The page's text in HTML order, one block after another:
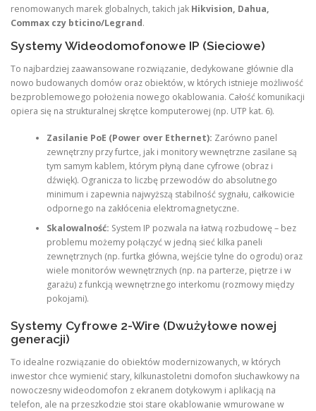
renomowanych marek globalnych, takich jak Hikvision, Dahua,
Commax czy bticino/Legrand.
Systemy Wideodomofonowe IP (Sieciowe)
To najbardziej zaawansowane rozwiązanie, dedykowane głównie dla
nowo budowanych domów oraz obiektów, w których istnieje możliwość
bezproblemowego położenia nowego okablowania. Całość komunikacji
opiera się na strukturalnej skrętce komputerowej (np. UTP kat. 6).
Zasilanie PoE (Power over Ethernet): Zarówno panel
zewnętrzny przy furtce, jak i monitory wewnętrzne zasilane są
tym samym kablem, którym płyną dane cyfrowe (obraz i
dźwięk). Ogranicza to liczbę przewodów do absolutnego
minimum i zapewnia najwyższą stabilność sygnału, całkowicie
odpornego na zakłócenia elektromagnetyczne.
Skalowalność: System IP pozwala na łatwą rozbudowę – bez
problemu możemy połączyć w jedną sieć kilka paneli
zewnętrznych (np. furtka główna, wejście tylne do ogrodu) oraz
wiele monitorów wewnętrznych (np. na parterze, piętrze i w
garażu) z funkcją wewnętrznego interkomu (rozmowy między
pokojami).
Systemy Cyfrowe 2-Wire (Dwużyłowe nowej
generacji)
To idealne rozwiązanie do obiektów modernizowanych, w których
inwestor chce wymienić stary, kilkunastoletni domofon słuchawkowy na
nowoczesny wideodomofon z ekranem dotykowym i aplikacją na
telefon, ale na przeszkodzie stoi stare okablowanie wmurowane w